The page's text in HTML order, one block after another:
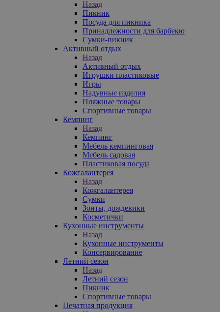
Назад
Пикник
Посуда для пикника
Принадлежности для барбекю
Сумки-пикник
Активный отдых
Назад
Активный отдых
Игрушки пластиковые
Игры
Надувные изделия
Пляжные товары
Спортивные товары
Кемпинг
Назад
Кемпинг
Мебель кемпинговая
Мебель садовая
Пластиковая посуда
Кожгалантерея
Назад
Кожгалантерея
Сумки
Зонты, дождевики
Косметички
Кухонные инструменты
Назад
Кухонные инструменты
Консервирование
Летний сезон
Назад
Летний сезон
Пикник
Спортивные товары
Печатная продукция